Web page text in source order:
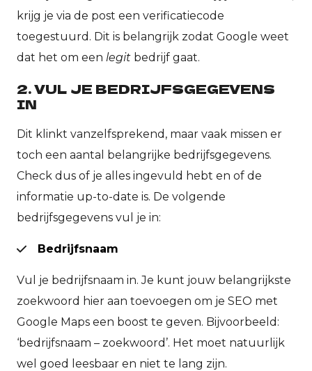
krijg je via de post een verificatiecode
toegestuurd. Dit is belangrijk zodat Google weet
dat het om een legit bedrijf gaat.
2. VUL JE BEDRIJFSGEGEVENS
IN
Dit klinkt vanzelfsprekend, maar vaak missen er
toch een aantal belangrijke bedrijfsgegevens.
Check dus of je alles ingevuld hebt en of de
informatie up-to-date is. De volgende
bedrijfsgegevens vul je in:
Bedrijfsnaam
Vul je bedrijfsnaam in. Je kunt jouw belangrijkste
zoekwoord hier aan toevoegen om je SEO met
Google Maps een boost te geven. Bijvoorbeeld:
‘bedrijfsnaam – zoekwoord’. Het moet natuurlijk
wel goed leesbaar en niet te lang zijn.